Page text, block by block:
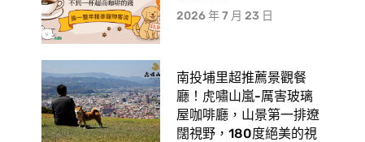
2026 年 7 月 23 日
南投埔里超推薦景觀餐
廳！虎嘯山嵐-厲害玻璃
屋咖啡廳，山景第一排遼
闊視野，180度絕美的視